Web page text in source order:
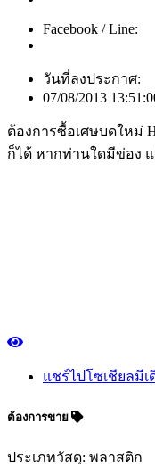
Facebook / Line:
วันที่ลงประกาศ:
07/08/2013
ต้องการซื้อเศษบดใหม่
ก็ได้ หากท่านใดมีข่อง แ
แชร์ไปโซเชียลมีเ
ต้องการขาย
ประเภทวัสดุ: พลาสติก